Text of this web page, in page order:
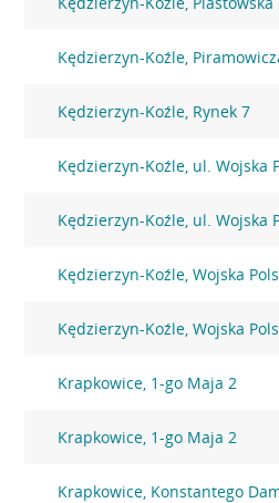
Kędzierzyn-Koźle,
Kędzierzyn-Koźle, Rynek 7
Kędzierzyn-Koźle, ul. Wojska
Kędzierzyn-Koźle, ul. Wojska
Kędzierzyn-Koźle, Wojska
Kędzierzyn-Koźle, Wojska
Krapkowice, 1-go Maja 2
Krapkowice, 1-go Maja 2
Krapkowice, Konstantego